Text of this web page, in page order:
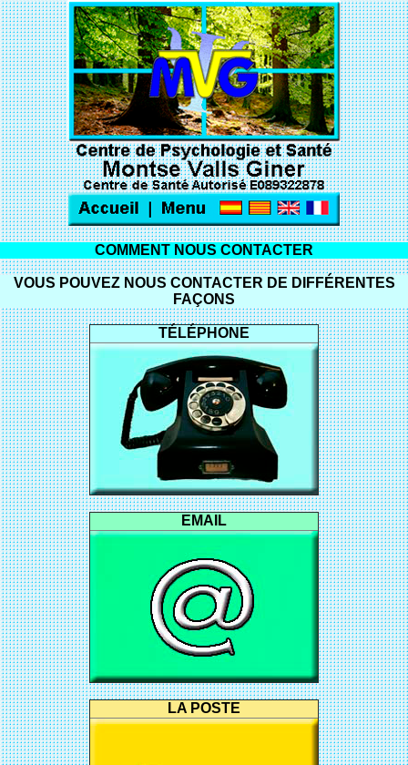
COMMENT NOUS CONTACTER
VOUS POUVEZ NOUS CONTACTER DE DIFFÉRENTES
FAÇONS
TÉLÉPHONE
EMAIL
LA POSTE